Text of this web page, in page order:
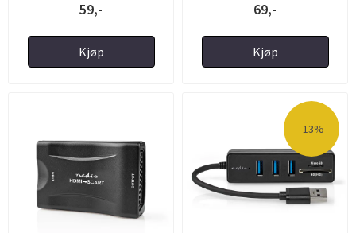
59,-
Kjøp
69,-
Kjøp
-13%